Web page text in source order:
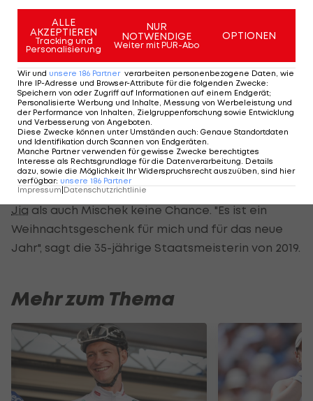
Coronavirus-Pandemie problematisch gewesen
wäre. Fegerl war aufgrund von Handproblemen
leicht gehandicapt. "Ich versuche jetzt ein paar
Tage weniger und Therapie zu machen und hoffe,
dass es im neuen Jahr besser geht", sagt der
Deutschland-Legionär.
Bei den Damen fehlte mit Sofia Polcanova
Österreichs Topspielerin und Titelverteidigerin, da
sie noch nicht ganz fit ist. Liu Yuan nutzt die Gunst
der Stunde und lässt sowohl VorjahresfinalistinLiu
Jia als auch Mischek keine Chance. "Es ist ein
Weihnachtsgeschenk für mich und für das neue
Jahr", sagt die 35-jährige Staatsmeisterin von 2019.
Mehr zum Thema
ALLE
AKZEPTIEREN
Tracking und
Personalisierung
NUR
NOTWENDIGE
Weiter mit PUR-Abo
OPTIONEN
Wir und unsere 186 Partner verarbeiten personenbezogene Daten, wie
Ihre IP-Adresse und Browser-Attribute für die folgenden Zwecke:
Speichern von oder Zugriff auf Informationen auf einem Endgerät;
Personalisierte Werbung und Inhalte, Messung von Werbeleistung und
der Performance von Inhalten, Zielgruppenforschung sowie Entwicklung
und Verbesserung von Angeboten
Diese Zwecke können unter Umständen auch: Genaue Standortdaten
und Identifikation durch Scannen von Endgeräten
Manche Partner verwenden für gewisse Zwecke berechtigtes
Interesse als Rechtsgrundlage für die Datenverarbeitung. Details
dazu, sowie die Möglichkeit Ihr Widerspruchsrecht auszuüben, sind hier
verfügbar: unsere 186 Partner
Impressum|Datenschutzrichtlinie